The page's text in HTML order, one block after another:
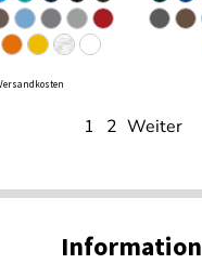
1 2 Weiter
Information